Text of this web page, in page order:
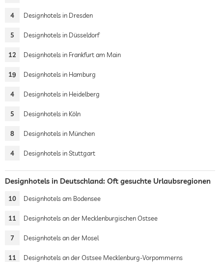
4 Designhotels in Dresden
5 Designhotels in Düsseldorf
12 Designhotels in Frankfurt am Main
19 Designhotels in Hamburg
4 Designhotels in Heidelberg
5 Designhotels in Köln
8 Designhotels in München
4 Designhotels in Stuttgart
Designhotels in Deutschland: Oft gesuchte Urlaubsregionen
10 Designhotels am Bodensee
11 Designhotels an der Mecklenburgischen Ostsee
7 Designhotels an der Mosel
11 Designhotels an der Ostsee Mecklenburg-Vorpommerns